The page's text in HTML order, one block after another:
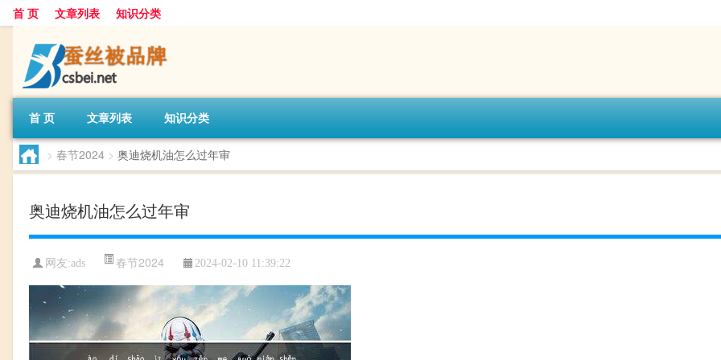
首 页 文章列表 知识分类
首 页 文章列表 知识分类
> 春节2024 > 奥迪烧机油怎么过年审
奥迪烧机油怎么过年审
网友:ads 春节2024 2024-02-10 11:39:22